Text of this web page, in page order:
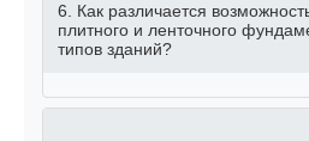
6. Как различается
плитного и ленточного
типов зданий?